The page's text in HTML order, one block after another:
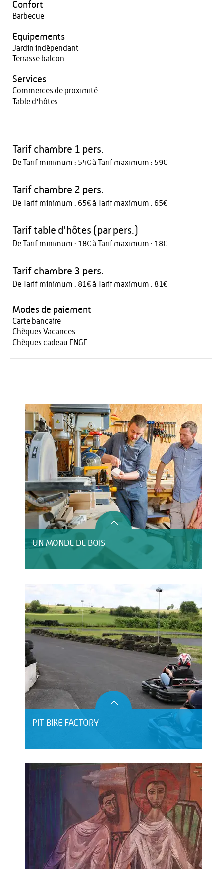
Confort
Barbecue
Equipements
Jardin indépendant
Terrasse balcon
Services
Commerces de proximité
Table d'hôtes
Tarif chambre 1 pers.
De Tarif minimum : 54€ à Tarif maximum : 59€
Tarif chambre 2 pers.
De Tarif minimum : 65€ à Tarif maximum : 65€
Tarif table d'hôtes (par pers.)
De Tarif minimum : 18€ à Tarif maximum : 18€
Tarif chambre 3 pers.
De Tarif minimum : 81€ à Tarif maximum : 81€
Modes de paiement
Carte bancaire
Chèques Vacances
Chèques cadeau FNGF
UN MONDE DE BOIS
PIT BIKE FACTORY